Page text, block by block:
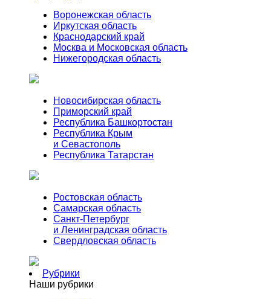
Воронежская область
Иркутская область
Краснодарский край
Москва и Московская область
Нижегородская область
Новосибирская область
Приморский край
Республика Башкортостан
Республика Крым
и Севастополь
Республика Татарстан
Ростовская область
Самарская область
Санкт-Петербург
и Ленинградская область
Свердловская область
Рубрики
Наши рубрики